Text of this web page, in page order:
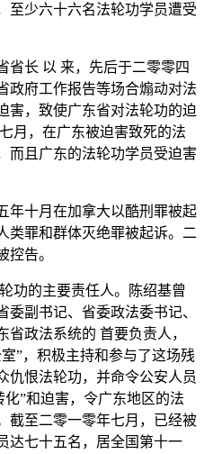
至少六十六名法轮功学员遭受
省长 以 来，先后于二零零四
政府工作报告等场合煽动对法
害，致使广东省对法轮功的迫
月，在广东被迫害致死的法
而且广东的法轮功学员受迫害
年十月在加拿大以酷刑罪被起
类罪和群体灭绝罪被起诉。二
控告。
功的主要责任人。陈绍基曾
副书记、省委政法委书记、
政法系统的 首要负责人，
”，积极主持和参与了这场残
仇恨法轮功，并命令公安人员
化”和迫害，令广东地区的法
截至二零一零年七月，已经被
达七十五名，居全国第十一